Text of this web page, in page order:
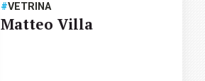
#VETRINA
Matteo Villa